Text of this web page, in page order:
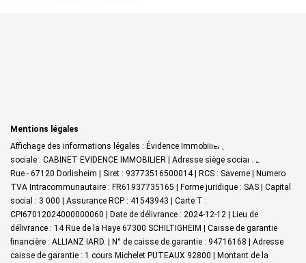
Mentions légales
Affichage des informations légales : Évidence Immobilier | Raison
sociale : CABINET EVIDENCE IMMOBILIER | Adresse siège social : 27 Grand
Rue - 67120 Dorlisheim | Siret : 93773516500014 | RCS : Saverne | Numero
TVA Intracommunautaire : FR61937735165 | Forme juridique : SAS | Capital
social : 3 000 | Assurance RCP : 41543943 | Carte T :
CPI67012024000000060 | Date de délivrance : 2024-12-12 | Lieu de
délivrance : 14 Rue de la Haye 67300 SCHILTIGHEIM | Caisse de garantie
financière : ALLIANZ IARD. | N° de caisse de garantie : 94716168 | Adresse
caisse de garantie : 1 cours Michelet PUTEAUX 92800 | Montant de la